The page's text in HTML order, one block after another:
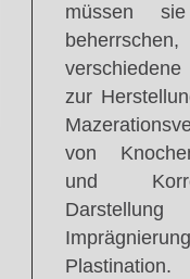
müssen
verschiedene
zur
von
und
Plastination.